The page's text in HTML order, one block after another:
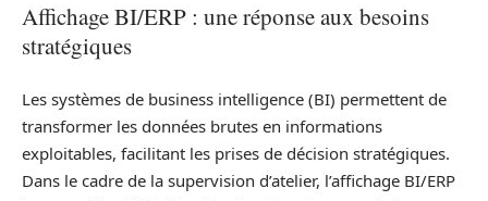
Affichage BI/ERP : une réponse aux besoins
stratégiques
Les systèmes de business intelligence (BI) permettent de
transformer les données brutes en informations
exploitables, facilitant les prises de décision stratégiques.
Dans le cadre de la supervision d’atelier, l’affichage BI/ERP